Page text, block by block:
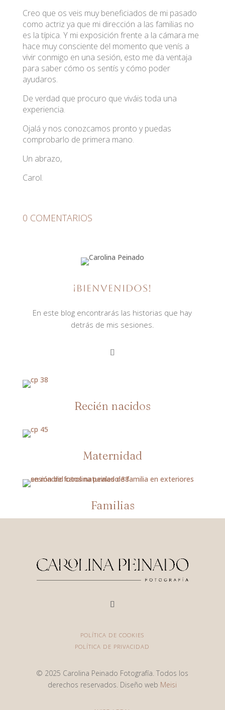
Creo que os veis muy beneficiados de mi pasado
como actriz ya que mi dirección a las familias no
es la típica. Y mi exposición frente a la cámara me
hace muy consciente del momento que venís a
vivir conmigo en una sesión, esto me da ventaja
para saber cómo os sentís y cómo poder
ayudaros.
De verdad que procuro que viváis toda una
experiencia.
Ojalá y nos conozcamos pronto y puedas
comprobarlo de primera mano.
Un abrazo,
Carol.
0 COMENTARIOS
¡BIENVENIDOS!
En este blog encontrarás las historias que hay
detrás de mis sesiones.
Recién nacidos
Maternidad
Familias
POLÍTICA DE COOKIES
POLÍTICA DE PRIVACIDAD
© 2025 Carolina Peinado Fotografía. Todos los
derechos reservados. Diseño web Meisi